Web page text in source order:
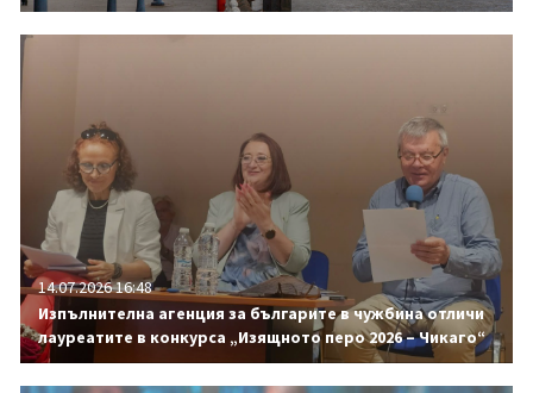
14.07.2026 16:48
Изпълнителна агенция за българите в чужбина отличи
лауреатите в конкурса „Изящното перо 2026 – Чикаго“